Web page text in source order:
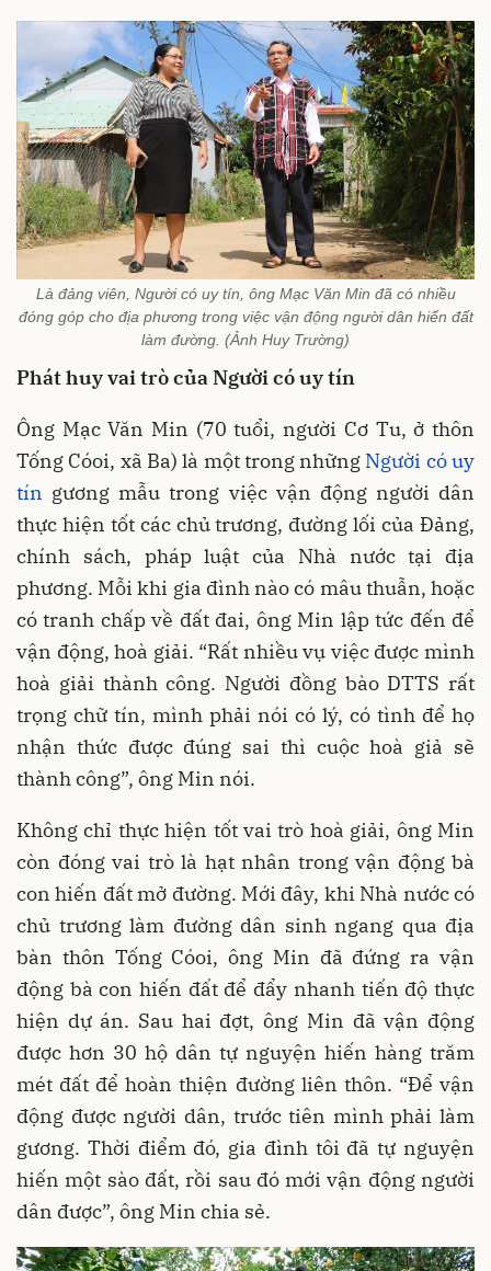
Là đảng viên, Người có uy tín, ông Mạc Văn Min đã có nhiều
đóng góp cho địa phương trong việc vận động người dân hiến đất
làm đường. (Ảnh Huy Trường)
Phát huy vai trò của Người có uy tín
Ông Mạc Văn Min (70 tuổi, người Cơ Tu, ở thôn
Tống Cóoi, xã Ba) là một trong những Người có uy
tín gương mẫu trong việc vận động người dân
thực hiện tốt các chủ trương, đường lối của Đảng,
chính sách, pháp luật của Nhà nước tại địa
phương. Mỗi khi gia đình nào có mâu thuẫn, hoặc
có tranh chấp về đất đai, ông Min lập tức đến để
vận động, hoà giải. “Rất nhiều vụ việc được mình
hoà giải thành công. Người đồng bào DTTS rất
trọng chữ tín, mình phải nói có lý, có tình để họ
nhận thức được đúng sai thì cuộc hoà giả sẽ
thành công”, ông Min nói.
Không chỉ thực hiện tốt vai trò hoà giải, ông Min
còn đóng vai trò là hạt nhân trong vận động bà
con hiến đất mở đường. Mới đây, khi Nhà nước có
chủ trương làm đường dân sinh ngang qua địa
bàn thôn Tống Cóoi, ông Min đã đứng ra vận
động bà con hiến đất để đẩy nhanh tiến độ thực
hiện dự án. Sau hai đợt, ông Min đã vận động
được hơn 30 hộ dân tự nguyện hiến hàng trăm
mét đất để hoàn thiện đường liên thôn. “Để vận
động được người dân, trước tiên mình phải làm
gương. Thời điểm đó, gia đình tôi đã tự nguyện
hiến một sào đất, rồi sau đó mới vận động người
dân được”, ông Min chia sẻ.